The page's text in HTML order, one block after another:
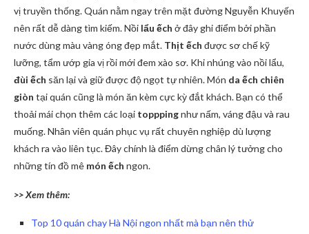
vị truyền thống. Quán nằm ngay trên mặt đường Nguyễn Khuyến
nên rất dễ dàng tìm kiếm. Nồi lẩu ếch ở đây ghi điểm bởi phần
nước dùng màu vàng óng đẹp mắt. Thịt ếch được sơ chế kỹ
lưỡng, tẩm ướp gia vị rồi mới đem xào sơ. Khi nhúng vào nồi lẩu,
đùi ếch săn lại và giữ được độ ngọt tự nhiên. Món da ếch chiên
giòn tại quán cũng là món ăn kèm cực kỳ đắt khách. Bạn có thể
thoải mái chọn thêm các loại topppingnhư nấm, váng đậu và rau
muống. Nhân viên quán phục vụ rất chuyên nghiệp dù lượng
khách ra vào liên tục. Đây chính là điểm dừng chân lý tưởng cho
những tín đồ mê món ếch ngon.
>> Xem thêm:
Top 10 quán chay Hà Nội ngon nhất mà bạn nên thử